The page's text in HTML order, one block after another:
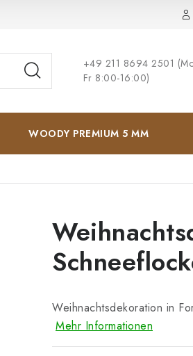
+49 211 8694 2501
Fr 8:00-16:00)
WOODY PREMIUM 5 MM
Weihnachtsdekoration in
Mehr Informationen